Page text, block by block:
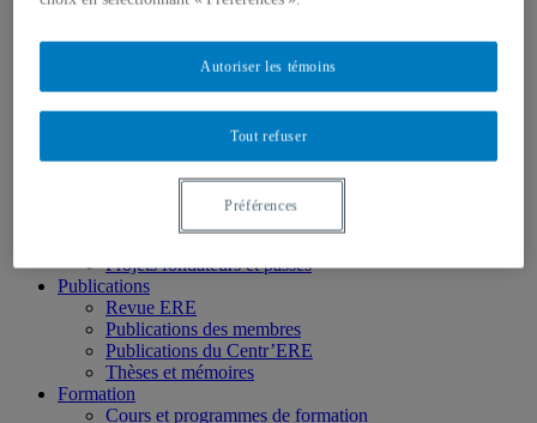
Chercheur.e.s associé.e.s
Étudiant.e.s
Partenaires
Personnel
Activités socio-scientifiques
Axes de recherche
2) Prismes socioculturels
3) Art et créativité
Projets fondateurs et passés
Publications
Revue ERE
Publications des membres
Publications du Centr’ERE
Thèses et mémoires
Formation
Cours et programmes de formation
Tout refuser
Autoriser les témoins
Préférences